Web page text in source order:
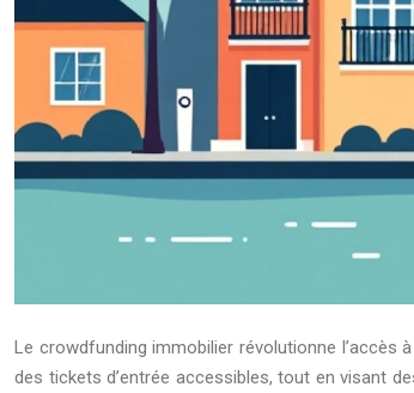
Le crowdfunding immobilier révolutionne l’accès
des tickets d’entrée accessibles, tout en visant